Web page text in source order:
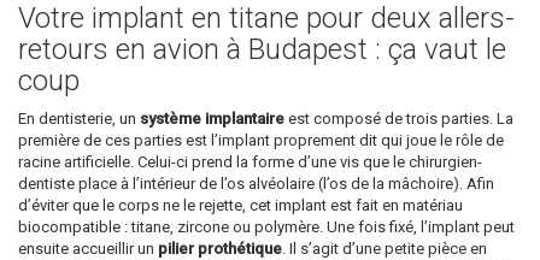
Votre implant en titane pour deux allers-
retours en avion à Budapest : ça vaut le
coup
En dentisterie, un système implantaire est composé de trois parties. La
première de ces parties est l’implant proprement dit qui joue le rôle de
racine artificielle. Celui-ci prend la forme d’une vis que le chirurgien-
dentiste place à l’intérieur de l’os alvéolaire (l’os de la mâchoire). Afin
d’éviter que le corps ne le rejette, cet implant est fait en matériau
biocompatible : titane, zircone ou polymère. Une fois fixé, l’implant peut
ensuite accueillir un pilier prothétique. Il s’agit d’une petite pièce en